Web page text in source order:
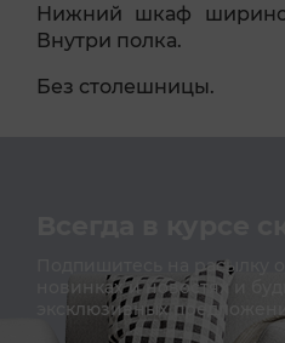
Нижний шкаф
Внутри полка.
Без столешницы.
Всегда в курсе
Подпишитесь на расылку
новинках и новостях и
эксклюзивных